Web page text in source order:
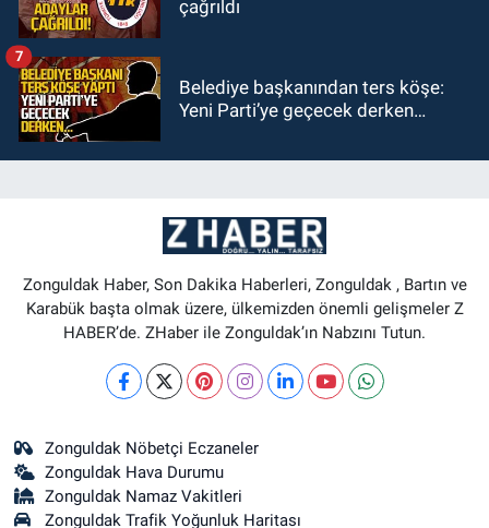
çağrıldı
Belediye başkanından ters köşe:
Yeni Parti’ye geçecek derken…
7
Zonguldak Haber, Son Dakika Haberleri, Zonguldak , Bartın ve
Karabük başta olmak üzere, ülkemizden önemli gelişmeler Z
HABER’de. ZHaber ile Zonguldak’ın Nabzını Tutun.
Zonguldak Nöbetçi Eczaneler
Zonguldak Hava Durumu
Zonguldak Namaz Vakitleri
Zonguldak Trafik Yoğunluk Haritası